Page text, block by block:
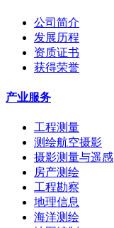
公司简介
发展历程
资质证书
获得荣誉
产业服务
工程测量
测绘航空摄影
摄影测量与遥感
房产测绘
工程勘察
地理信息
海洋测绘